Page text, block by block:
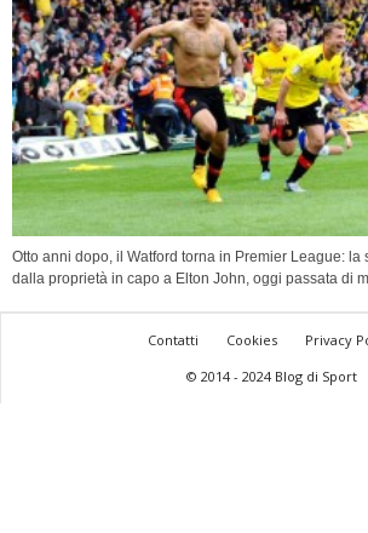
Otto anni dopo, il Watford torna in Premier League: la
dalla proprietà in capo a Elton John, oggi passata di
Contatti Cookies
Privacy
© 2014 - 2024 Blog di Sport